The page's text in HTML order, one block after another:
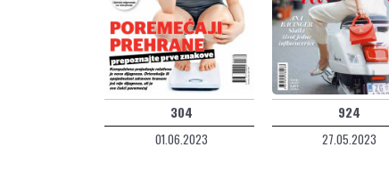
304
01.06.2023
924
27.05.2023